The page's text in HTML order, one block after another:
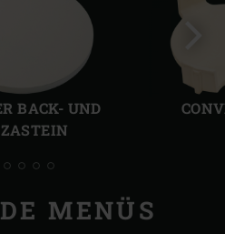
BACK- UND
Folie
MENÜS